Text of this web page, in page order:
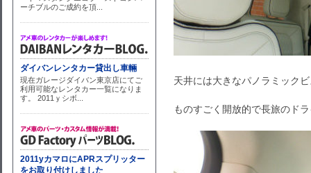
天井には大きなパノラミック
ものすごく開放的で長旅のド